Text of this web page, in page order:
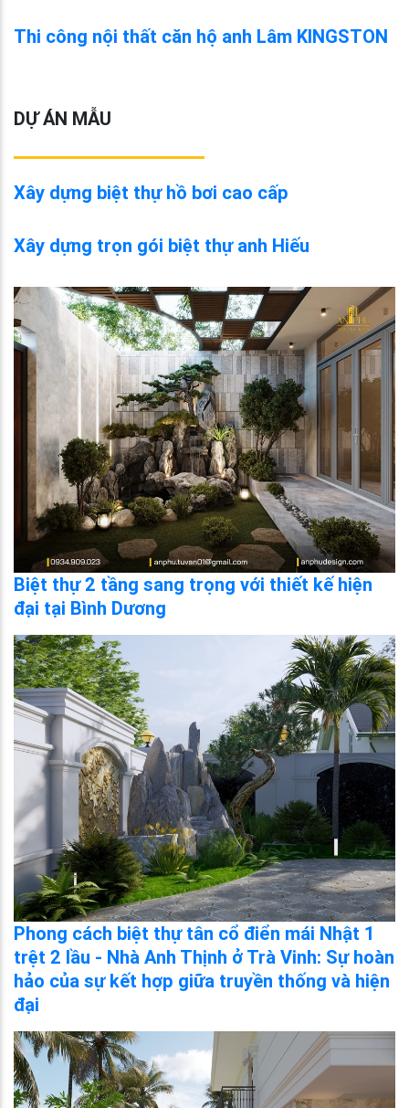
Thi công nội thất căn hộ anh Lâm KINGSTON
DỰ ÁN MẪU
Xây dựng biệt thự hồ bơi cao cấp
Xây dựng trọn gói biệt thự anh Hiếu
Biệt thự 2 tầng sang trọng với thiết kế hiện
đại tại Bình Dương
Phong cách biệt thự tân cổ điển mái Nhật 1
trệt 2 lầu - Nhà Anh Thịnh ở Trà Vinh: Sự hoàn
hảo của sự kết hợp giữa truyền thống và hiện
đại